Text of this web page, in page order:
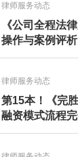
律师服务动态
《公司全程法
操作与案例评
出版发行
律师服务动态
第15本！《完
融资模式流程
（第四版）出版